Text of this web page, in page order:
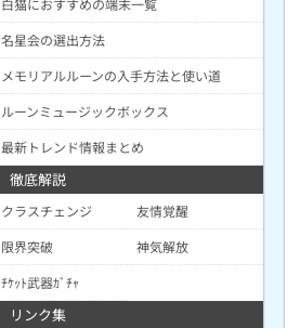
白猫におすすめの端末一覧
名星会の選出方法
メモリアルルーンの入手方法と使い道
ルーンミュージックボックス
最新トレンド情報まとめ
徹底解説
クラスチェンジ
友情覚醒
限界突破
神気解放
ﾁｹｯﾄ武器ｶﾞﾁｬ
リンク集